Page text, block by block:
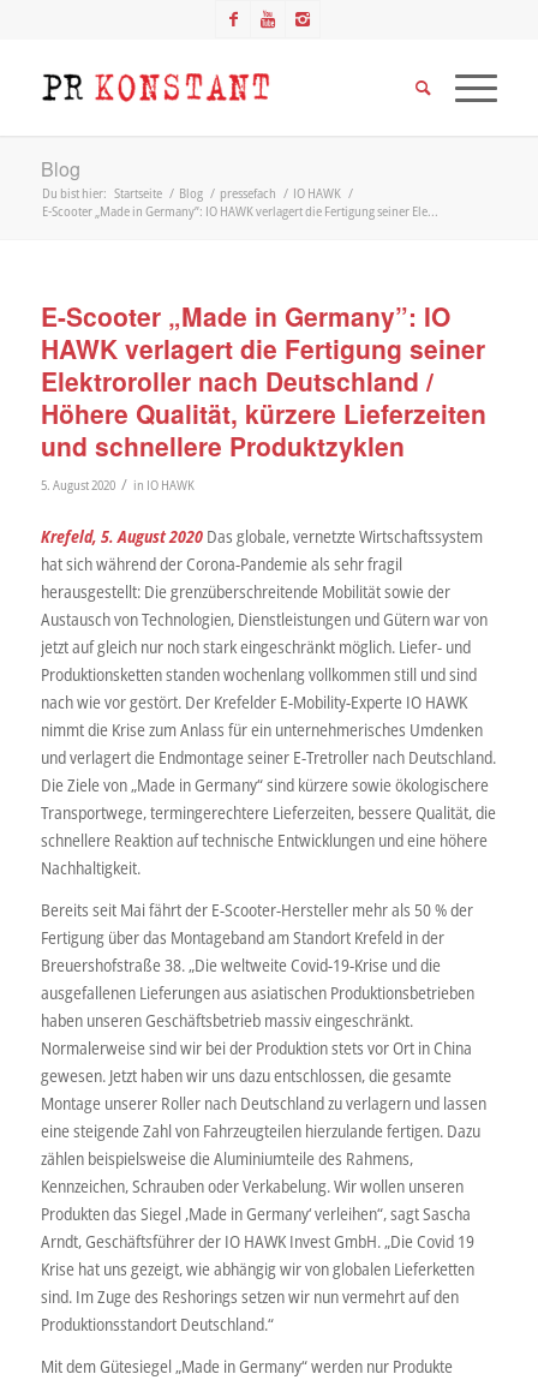
Blog
Du bist hier: Startseite / Blog / pressefach / IO HAWK /
E-Scooter „Made in Germany”: IO HAWK verlagert die Fertigung seiner Ele...
E-Scooter „Made in Germany”: IO
HAWK verlagert die Fertigung seiner
Elektroroller nach Deutschland /
Höhere Qualität, kürzere Lieferzeiten
und schnellere Produktzyklen
5. August 2020 / in IO HAWK
Krefeld, 5. August 2020Das globale, vernetzte Wirtschaftssystem
hat sich während der Corona-Pandemie als sehr fragil
herausgestellt: Die grenzüberschreitende Mobilität sowie der
Austausch von Technologien, Dienstleistungen und Gütern war von
jetzt auf gleich nur noch stark eingeschränkt möglich. Liefer- und
Produktionsketten standen wochenlang vollkommen still und sind
nach wie vor gestört. Der Krefelder E-Mobility-Experte IO HAWK
nimmt die Krise zum Anlass für ein unternehmerisches Umdenken
und verlagert die Endmontage seiner E-Tretroller nach Deutschland.
Die Ziele von „Made in Germany“ sind kürzere sowie ökologischere
Transportwege, termingerechtere Lieferzeiten, bessere Qualität, die
schnellere Reaktion auf technische Entwicklungen und eine höhere
Nachhaltigkeit.
Bereits seit Mai fährt der E-Scooter-Hersteller mehr als 50 % der
Fertigung über das Montageband am Standort Krefeld in der
Breuershofstraße 38. „Die weltweite Covid-19-Krise und die
ausgefallenen Lieferungen aus asiatischen Produktionsbetrieben
haben unseren Geschäftsbetrieb massiv eingeschränkt.
Normalerweise sind wir bei der Produktion stets vor Ort in China
gewesen. Jetzt haben wir uns dazu entschlossen, die gesamte
Montage unserer Roller nach Deutschland zu verlagern und lassen
eine steigende Zahl von Fahrzeugteilen hierzulande fertigen. Dazu
zählen beispielsweise die Aluminiumteile des Rahmens,
Kennzeichen, Schrauben oder Verkabelung. Wir wollen unseren
Produkten das Siegel ‚Made in Germany‘ verleihen“, sagt Sascha
Arndt, Geschäftsführer der IO HAWK Invest GmbH. „Die Covid 19
Krise hat uns gezeigt, wie abhängig wir von globalen Lieferketten
sind. Im Zuge des Reshorings setzen wir nun vermehrt auf den
Produktionsstandort Deutschland.“
Mit dem Gütesiegel „Made in Germany“ werden nur Produkte